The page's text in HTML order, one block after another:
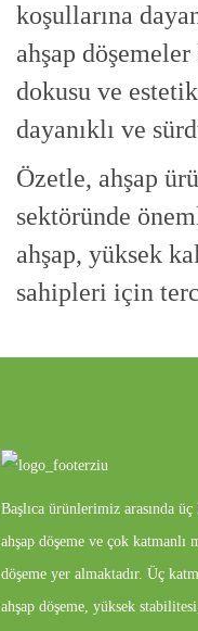
koşullarına
ahşap
dokusu ve
dayanıklı ve
Özetle, ahşap
sektöründe
ahşap, yüksek
sahipleri için
Başlıca ürünlerimiz arasında
ahşap döşeme ve çok katmanlı
döşeme yer almaktadır. Üç
ahşap döşeme, yüksek